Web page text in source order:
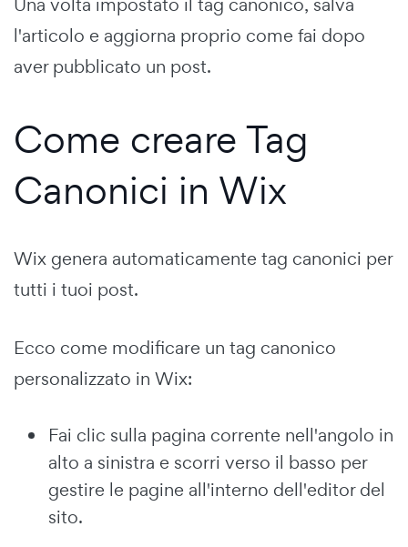
l'articolo e aggiorna proprio come fai dopo
aver pubblicato un post.
Come creare Tag
Canonici in Wix
Wix genera automaticamente tag canonici per
tutti i tuoi post.
Ecco come modificare un tag canonico
personalizzato in Wix:
Fai clic sulla pagina corrente nell'angolo in
alto a sinistra e scorri verso il basso per
gestire le pagine all'interno dell'editor del
sito.